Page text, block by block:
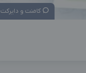
کامنت و دایرکت